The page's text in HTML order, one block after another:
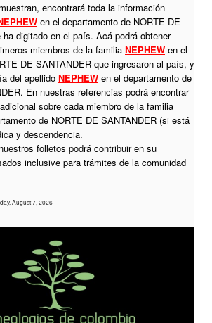
encontrará toda la información
en el departamento de NORTE DE
digitado en el país. Acá podrá obtener
miembros de la familia NEPHEW en el
DE SANTANDER que ingresaron al país, y
del apellido NEPHEW en el departamento de
En nuestras referencias podrá encontrar
sobre cada miembro de la familia
de NORTE DE SANTANDER (si está
y descendencia.
folletos podrá contribuir en su
inclusive para trámites de la comunidad
August 7, 2026